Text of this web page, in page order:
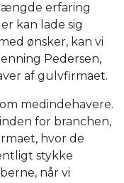
erfaring
kan lade sig
ønsker, kan vi
Pedersen,
af gulvfirmaet.
medindehavere.
for branchen,
hvor de
stykke
når vi